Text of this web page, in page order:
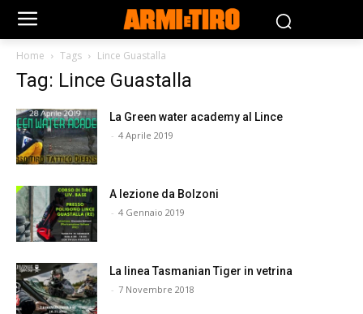
Home Tags Lince Guastalla
Tag: Lince Guastalla
La Green water academy al Lince
- 4 Aprile 2019
A lezione da Bolzoni
- 4 Gennaio 2019
La linea Tasmanian Tiger in vetrina
- 7 Novembre 2018